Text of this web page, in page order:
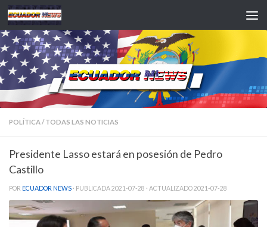
Saltar al contenido
POLÍTICA/ TODAS LAS NOTICIAS
Presidente Lasso estará en posesión de Pedro
Castillo
POR ECUADOR NEWS · PUBLICADA2021-07-28 · ACTUALIZADO2021-07-28